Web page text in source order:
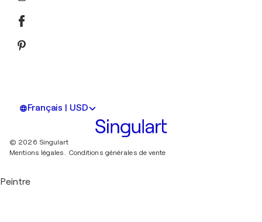
Français | USD
© 2026 Singulart
Mentions légales. Conditions générales de vente
Peintre